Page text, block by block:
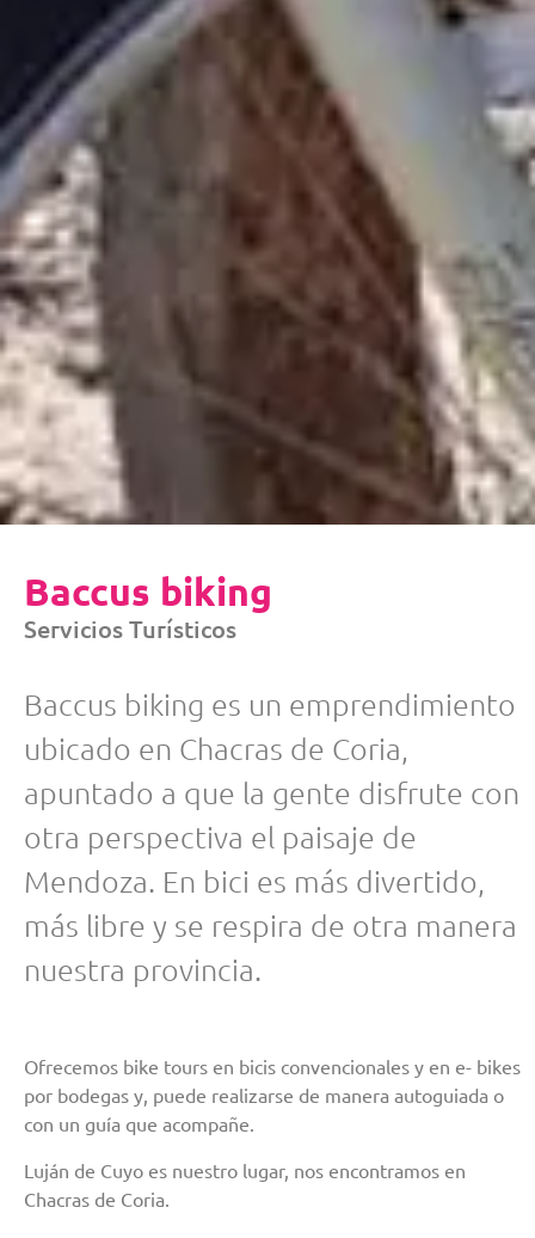
Baccus biking
Servicios Turísticos
Baccus biking es un emprendimiento
ubicado en Chacras de Coria,
apuntado a que la gente disfrute con
otra perspectiva el paisaje de
Mendoza. En bici es más divertido,
más libre y se respira de otra manera
nuestra provincia.
Ofrecemos bike tours en bicis convencionales y en e- bikes
por bodegas y, puede realizarse de manera autoguiada o
con un guía que acompañe.
Luján de Cuyo es nuestro lugar, nos encontramos en
Chacras de Coria.